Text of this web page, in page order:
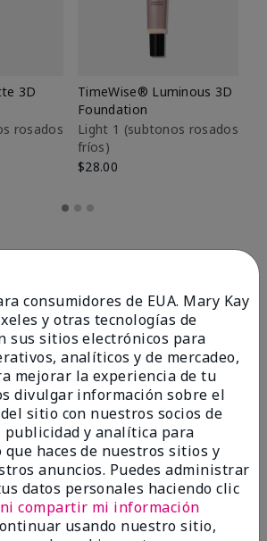
3D
rosados
TimeWise® Luminous 3D
Foundation
Light 1​ (subtonos rosados
fríos)
$28.00
4.8
consumidores de EUA. Mary Kay
y otras tecnologías de
sus sitios electrónicos para
analíticos y de mercadeo,
mejorar la experiencia de tu
divulgar información sobre el
sitio con nuestros socios de
publicidad y analítica para
haces de nuestros sitios y
anuncios. Puedes administrar
datos personales haciendo clic
compartir mi información
usando nuestro sitio,